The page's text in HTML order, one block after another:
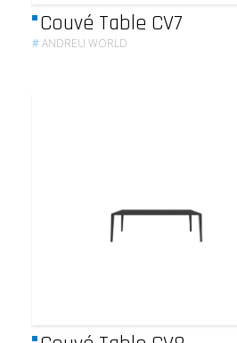
Couvé Table CV7
#ANDREU WORLD